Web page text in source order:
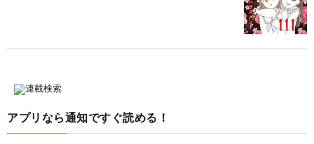
アプリなら通知ですぐ読める！